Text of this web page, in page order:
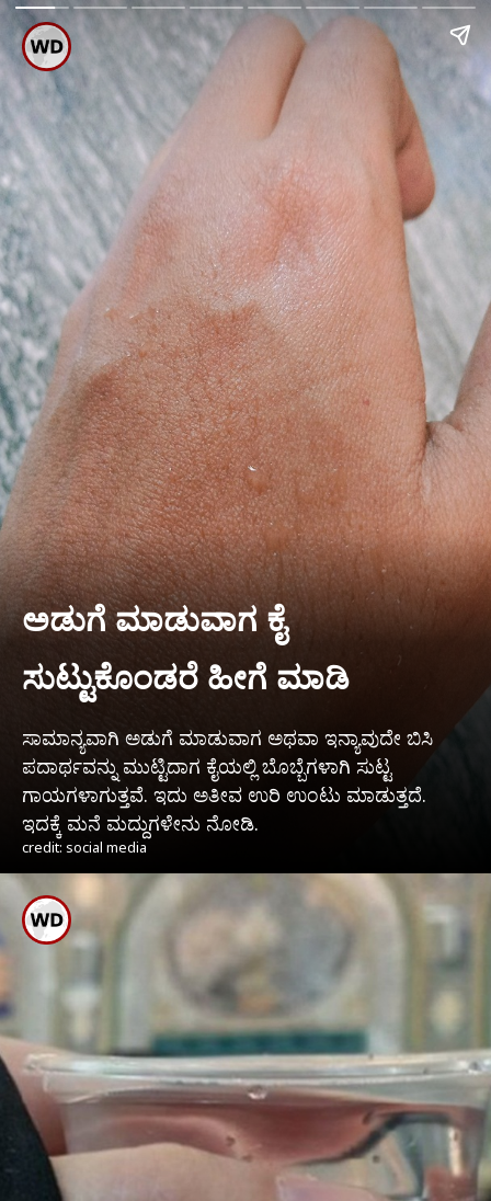
ಅಡುಗೆ ಮಾಡುವಾಗ ಕೈ
ಸುಟ್ಟುಕೊಂಡರೆ ಹೀಗೆ ಮಾಡಿ
ಸಾಮಾನ್ಯವಾಗಿ ಅಡುಗೆ ಮಾಡುವಾಗ ಅಥವಾ ಇನ್ಯಾವುದೇ ಬಿಸಿ
ಪದಾರ್ಥವನ್ನು ಮುಟ್ಟಿದಾಗ ಕೈಯಲ್ಲಿ ಬೊಬ್ಬೆಗಳಾಗಿ ಸುಟ್ಟ
ಗಾಯಗಳಾಗುತ್ತವೆ. ಇದು ಅತೀವ ಉರಿ ಉಂಟು ಮಾಡುತ್ತದೆ.
ಇದಕ್ಕೆ ಮನೆ ಮದ್ದುಗಳೇನು ನೋಡಿ.
credit: social media